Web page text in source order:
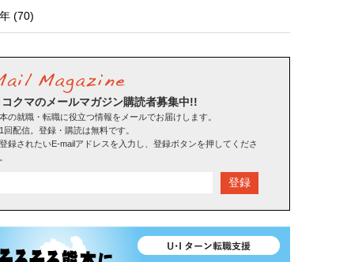
(70)
コクマのメールマガジン購読者募集中!!
の就職・転職に役立つ情報をメールでお届けします。
回配信。登録・購読は無料です。
録されたいE-mailアドレスを入力し、登録ボタンを押してくださ
登録